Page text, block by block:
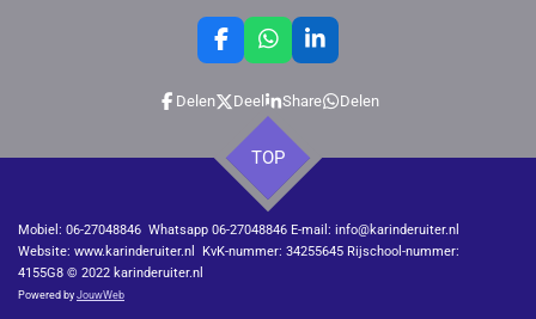
F
a
c
e
o
o
W
h
a
t
A
p
L
i
k
d
Delen Deel Share Delen
TOP
Mobiel: 06-27048846 Whatsapp 06-27048846 E-mail: info@karinderuiter.nl
Website: www.karinderuiter.nl KvK-nummer: 34255645 Rijschool-nummer:
4155G8 © 2022 karinderuiter.nl
Powered by JouwWeb